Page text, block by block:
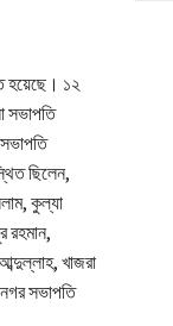
হয়েছে। ১২
সভাপতি
ছিলেন,
কুল্যা
রহমান,
খাজরা
সভাপতি